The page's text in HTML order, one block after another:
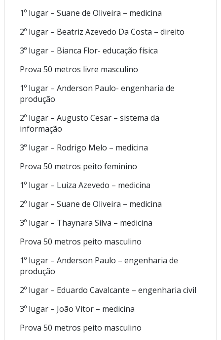
1º lugar – Suane de Oliveira – medicina
2º lugar – Beatriz Azevedo Da Costa – direito
3º lugar – Bianca Flor- educação física
Prova 50 metros livre masculino
1º lugar – Anderson Paulo- engenharia de
produção
2º lugar – Augusto Cesar – sistema da
informação
3º lugar – Rodrigo Melo – medicina
Prova 50 metros peito feminino
1º lugar – Luiza Azevedo – medicina
2º lugar – Suane de Oliveira – medicina
3º lugar – Thaynara Silva – medicina
Prova 50 metros peito masculino
1º lugar – Anderson Paulo – engenharia de
produção
2º lugar – Eduardo Cavalcante – engenharia civil
3º lugar – João Vitor – medicina
Prova 50 metros peito masculino